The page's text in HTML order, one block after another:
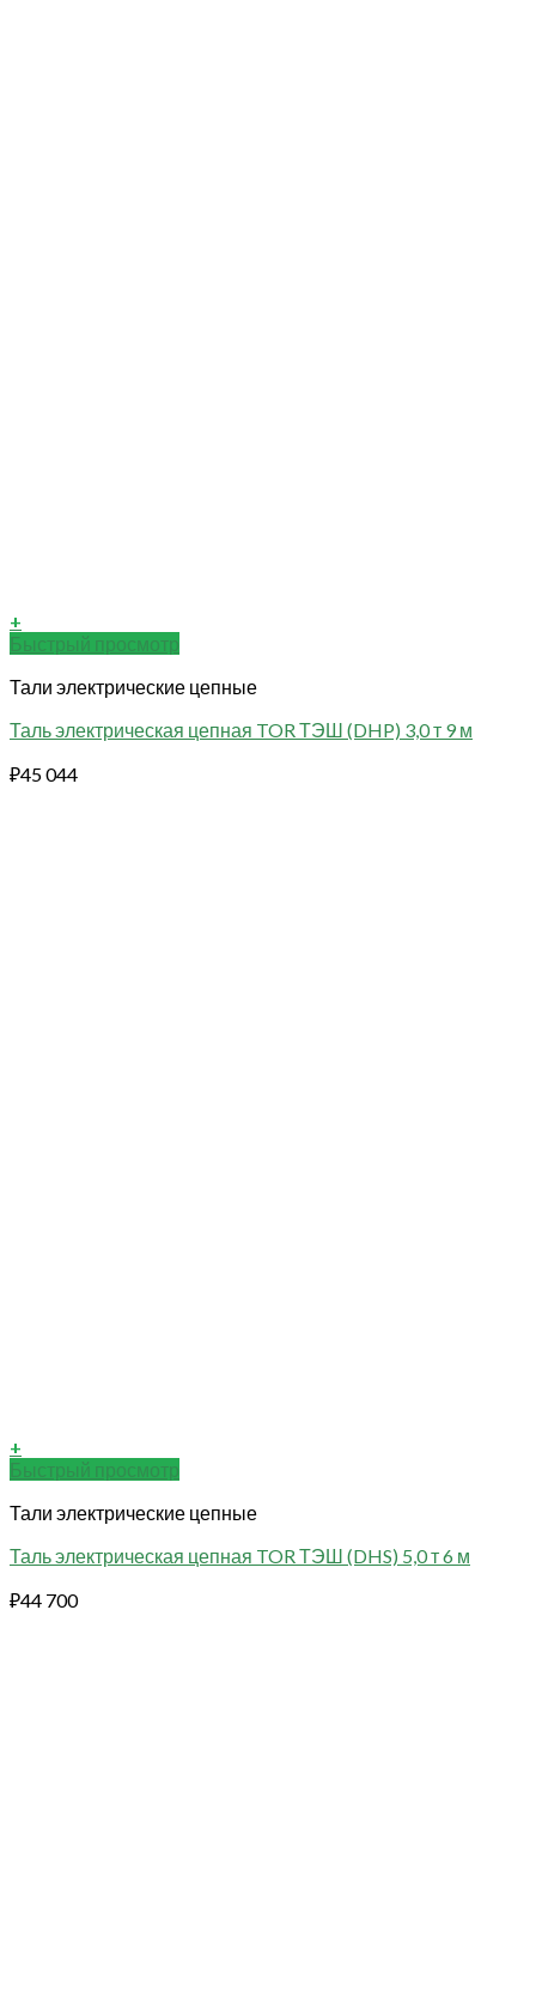
+
Быстрый просмотр
Тали электрические цепные
Таль электрическая цепная TOR ТЭШ (DHP) 3,0 т 9 м
₽45 044
+
Быстрый просмотр
Тали электрические цепные
Таль электрическая цепная TOR ТЭШ (DHS) 5,0 т 6 м
₽44 700